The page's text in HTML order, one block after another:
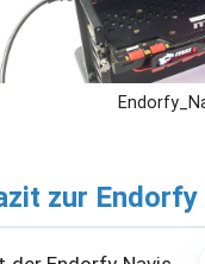
zur Endorfy